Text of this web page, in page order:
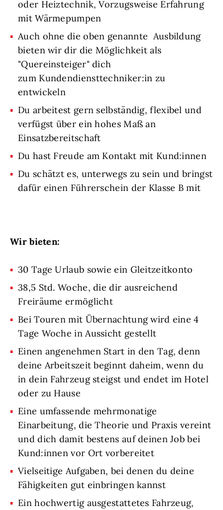
oder Heiztechnik, Vorzugsweise Erfahrung
mit Wärmepumpen
Auch ohne die oben genannte Ausbildung
bieten wir dir die Möglichkeit als
"Quereinsteiger" dich
zum Kundendiensttechniker:in zu
entwickeln
Du arbeitest gern selbständig, flexibel und
verfügst über ein hohes Maß an
Einsatzbereitschaft
Du hast Freude am Kontakt mit Kund:innen
Du schätzt es, unterwegs zu sein und bringst
dafür einen Führerschein der Klasse B mit
Wir bieten:
30 Tage Urlaub sowie ein Gleitzeitkonto
38,5 Std. Woche, die dir ausreichend
Freiräume ermöglicht
Bei Touren mit Übernachtung wird eine 4
Tage Woche in Aussicht gestellt
Einen angenehmen Start in den Tag, denn
deine Arbeitszeit beginnt daheim, wenn du
in dein Fahrzeug steigst und endet im Hotel
oder zu Hause
Eine umfassende mehrmonatige
Einarbeitung, die Theorie und Praxis vereint
und dich damit bestens auf deinen Job bei
Kund:innen vor Ort vorbereitet
Vielseitige Aufgaben, bei denen du deine
Fähigkeiten gut einbringen kannst
Ein hochwertig ausgestattetes Fahrzeug,